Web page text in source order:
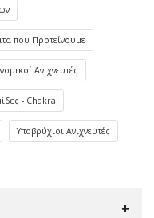
που Προτείνουμε
Ανιχνευτές
- Chakra
Υποβρύχιοι Ανιχνευτές